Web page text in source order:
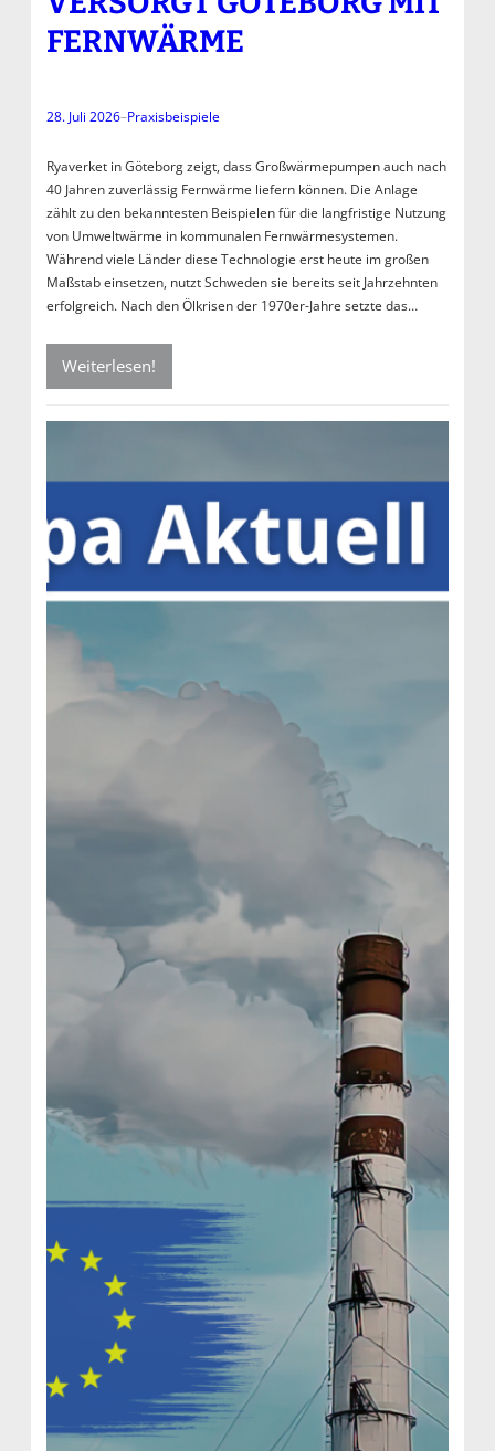
ERNWÄRME
28. Juli 2026–Praxisbeispiele
Ryaverket in Göteborg zeigt, dass Großwärmepumpen auch nach
40 Jahren zuverlässig Fernwärme liefern können. Die Anlage
zählt zu den bekanntesten Beispielen für die langfristige Nutzung
von Umweltwärme in kommunalen Fernwärmesystemen.
Während viele Länder diese Technologie erst heute im großen
Maßstab einsetzen, nutzt Schweden sie bereits seit Jahrzehnten
erfolgreich. Nach den Ölkrisen der 1970er-Jahre setzte das…
Weiterlesen!